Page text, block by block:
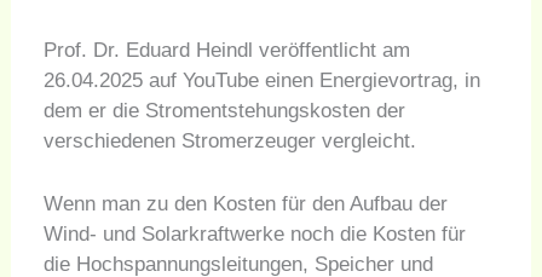
Prof. Dr. Eduard Heindl veröffentlicht am
26.04.2025 auf YouTube einen Energievortrag, in
dem er die Stromentstehungskosten der
verschiedenen Stromerzeuger vergleicht.
Wenn man zu den Kosten für den Aufbau der
Wind- und Solarkraftwerke noch die Kosten für
die Hochspannungsleitungen, Speicher und